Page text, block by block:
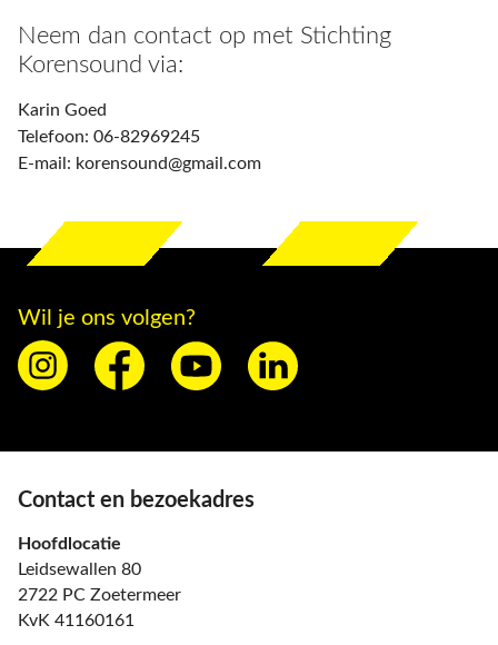
Neem dan contact op met Stichting
Korensound via:
Karin Goed
Telefoon: 06-82969245
E-mail: korensound@gmail.com
Wil je ons volgen?
Contact en bezoekadres
Hoofdlocatie
Leidsewallen 80
2722 PC Zoetermeer
KvK 41160161